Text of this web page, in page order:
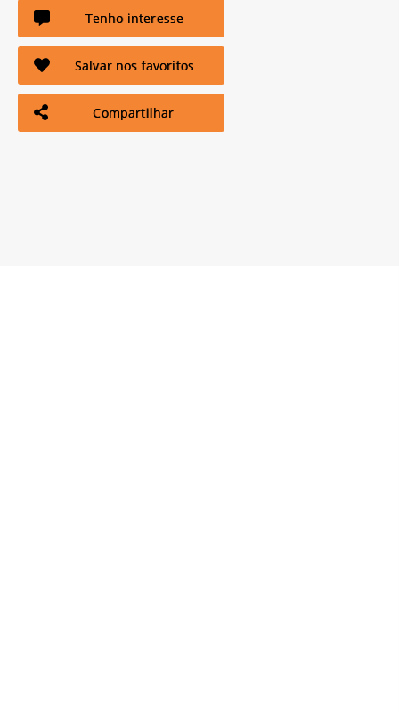
Tenho interesse
Salvar nos favoritos
Compartilhar